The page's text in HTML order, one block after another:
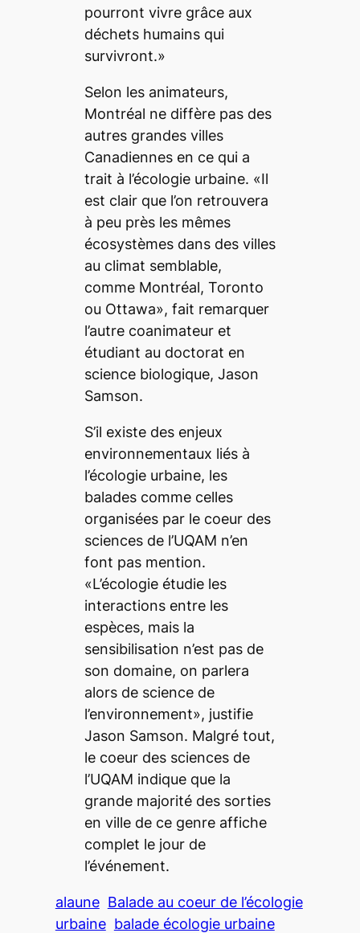
pourront vivre grâce aux
déchets humains qui
survivront.»
Selon les animateurs,
Montréal ne diffère pas des
autres grandes villes
Canadiennes en ce qui a
trait à l’écologie urbaine. «Il
est clair que l’on retrouvera
à peu près les mêmes
écosystèmes dans des villes
au climat semblable,
comme Montréal, Toronto
ou Ottawa», fait remarquer
l’autre coanimateur et
étudiant au doctorat en
science biologique, Jason
Samson.
S’il existe des enjeux
environnementaux liés à
l’écologie urbaine, les
balades comme celles
organisées par le coeur des
sciences de l’UQAM n’en
font pas mention.
«L’écologie étudie les
interactions entre les
espèces, mais la
sensibilisation n’est pas de
son domaine, on parlera
alors de science de
l’environnement», justifie
Jason Samson. Malgré tout,
le coeur des sciences de
l’UQAM indique que la
grande majorité des sorties
en ville de ce genre affiche
complet le jour de
l’événement.
alaune Balade au coeur de l’écologie
urbaine balade écologie urbaine